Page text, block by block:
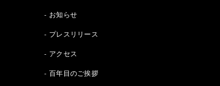
お知らせ
プレスリリース
アクセス
百年目のご挨拶